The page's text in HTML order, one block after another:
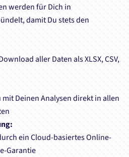
werden für Dich in
damit Du stets den
aller Daten als XLSX, CSV,
Deinen Analysen direkt in allen
ein Cloud-basiertes Online-
Garantie